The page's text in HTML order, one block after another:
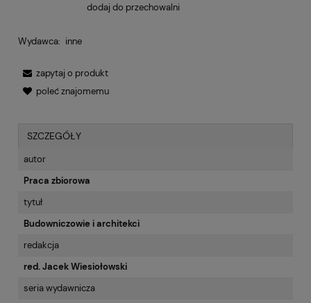
dodaj do przechowalni
Wydawca: inne
zapytaj o produkt
poleć znajomemu
SZCZEGÓŁY
autor
Praca zbiorowa
tytuł
Budowniczowie i architekci
redakcja
red. Jacek Wiesiołowski
seria wydawnicza